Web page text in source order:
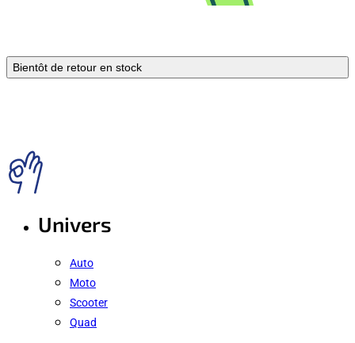
Bientôt de retour en stock
Univers
Auto
Moto
Scooter
Quad